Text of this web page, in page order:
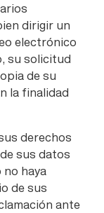
dirigir un
electrónico
su solicitud
de su
la finalidad
derechos
sus datos
haya
de sus
ante